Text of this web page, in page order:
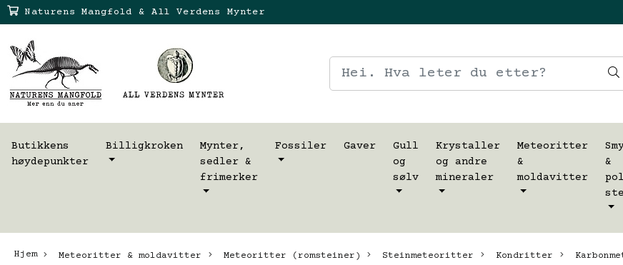
Naturens Mangfold & All Verdens Mynter
Butikkens
høydepunkter
Billigkroken
Mynter,
sedler &
frimerker
Fossiler Gaver
Gull
og
sølv
Krystaller
og andre
mineraler
Meteoritter
&
moldavitter
&
Hjem Meteoritter & moldavitter Meteoritter (romsteiner) Steinmeteoritter Kondritter